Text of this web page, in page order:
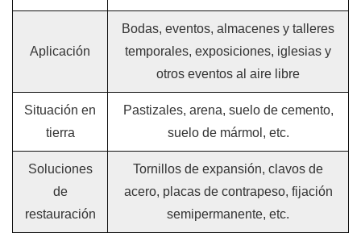
Aplicación
Bodas, eventos, almacenes y talleres
temporales, exposiciones, iglesias y
otros eventos al aire libre
Situación en
tierra
Pastizales, arena, suelo de cemento,
suelo de mármol, etc.
Soluciones
de
restauración
Tornillos de expansión, clavos de
acero, placas de contrapeso, fijación
semipermanente, etc.